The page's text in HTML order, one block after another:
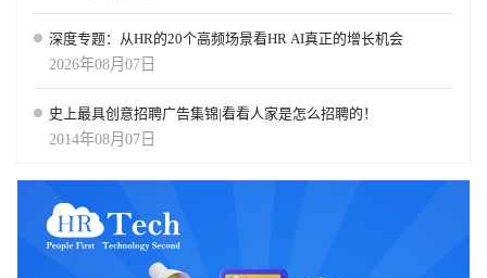
深度专题：从HR的20个高频场景看HR AI真正的增长机会
2026年08月07日
史上最具创意招聘广告集锦|看看人家是怎么招聘的！
2014年08月07日